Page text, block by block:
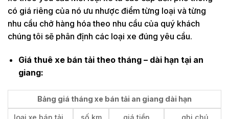
có giá riêng của nó ưu nhược điểm từng loại và từng
nhu cầu chở hàng hóa theo nhu cầu của quý khách
chúng tôi sẽ phân định các loại xe đúng yêu cầu.
Giá thuê xe bán tải theo tháng – dài hạn tại an
giang:
Bảng giá tháng xe bán tải an giang dài hạn
loại xe bán tải số km giá tiền ghi chú